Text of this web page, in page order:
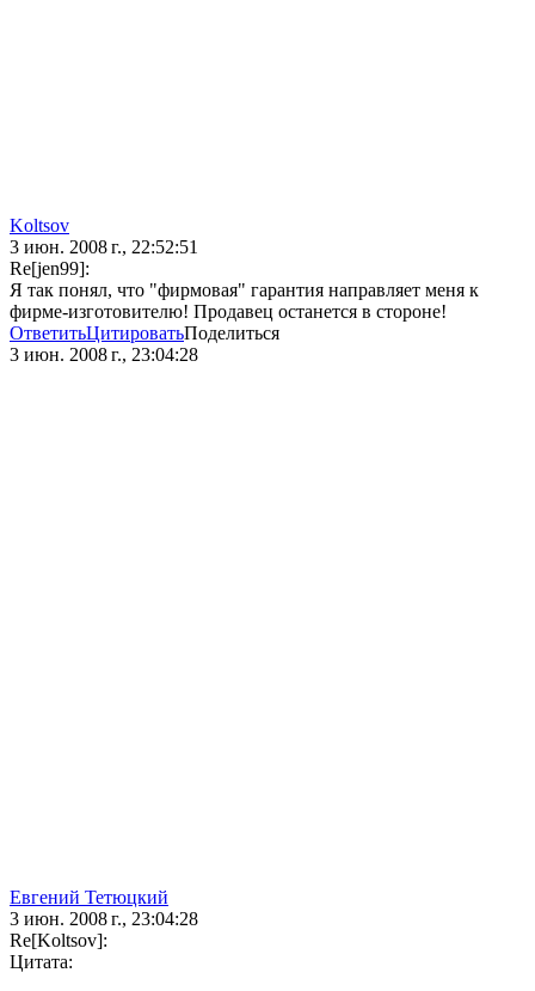
Koltsov
3 июн. 2008 г., 22:52:51
Re[jen99]:
Я так понял, что "фирмовая" гарантия направляет меня к
фирме-изготовителю! Продавец останется в стороне!
ОтветитьЦитироватьПоделиться
3 июн. 2008 г., 23:04:28
Евгений Тетюцкий
3 июн. 2008 г., 23:04:28
Re[Koltsov]:
Цитата: